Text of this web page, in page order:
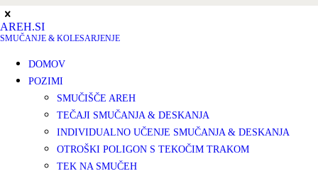
AREH.SI
SMUČANJE & KOLESARJENJE
DOMOV
POZIMI
SMUČIŠČE AREH
TEČAJI SMUČANJA & DESKANJA
INDIVIDUALNO UČENJE SMUČANJA & DESKANJA
OTROŠKI POLIGON S TEKOČIM TRAKOM
TEK NA SMUČEH